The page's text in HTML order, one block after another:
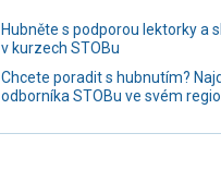
Hubněte s podporou lektorky a
v kurzech STOBu
Chcete poradit s hubnutím?
odborníka STOBu ve svém